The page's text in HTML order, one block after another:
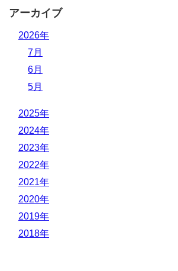
アーカイブ
2026年
7月
6月
5月
2025年
2024年
2023年
2022年
2021年
2020年
2019年
2018年